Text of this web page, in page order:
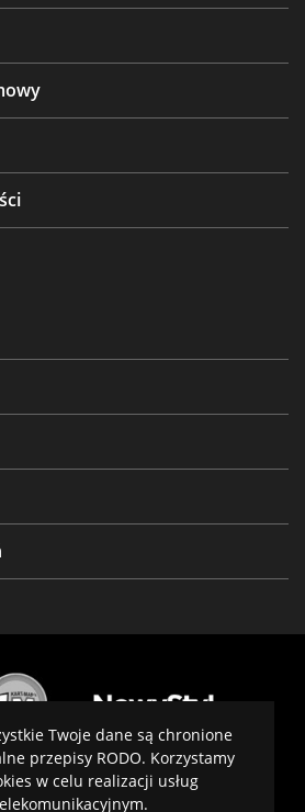
virtualmedia.pl
Twoje dane są chronione
przepisy RODO. Korzystamy
w celu realizacji usług